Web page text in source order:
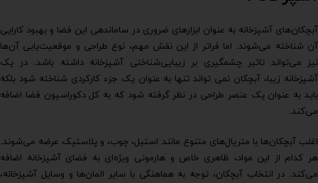
آبچکان‌های آشپزخانه به عنوان ابزارهای ضروری در ساماندهی این فضا و بهبود کارایی
آن شناخته می‌شوند. اما فراتر از این نقش مهم، نوع طراحی و موقعیت‌یابی آن‌ها
نیز می‌تواند تاثیر چشمگیری بر زیبایی‌شناختی آشپزخانه داشته باشد. در یک
آشپزخانه زیبا، آبچکان نمی تواند تنها به عنوان یک جزء کارکردی شناخته شود بلکه
باید به عنوان یک عنصر طراحی در نظر گرفته شود که به کل دکوراسیون فضا اضافه
می‌کند.
اغلب آبچکان‌ها با متریال‌های متنوع مانند استیل، چوب، و پلاستیک عرضه می‌شوند.
هر کدام از این مواد، ظاهری خاص و هارمونی ویژه‌ای به فضای آشپزخانه اضافه
می‌کند. در انتخاب آبچکان، توجه به هماهنگی با سایر المان‌ها و وسایل آشپزخانه،